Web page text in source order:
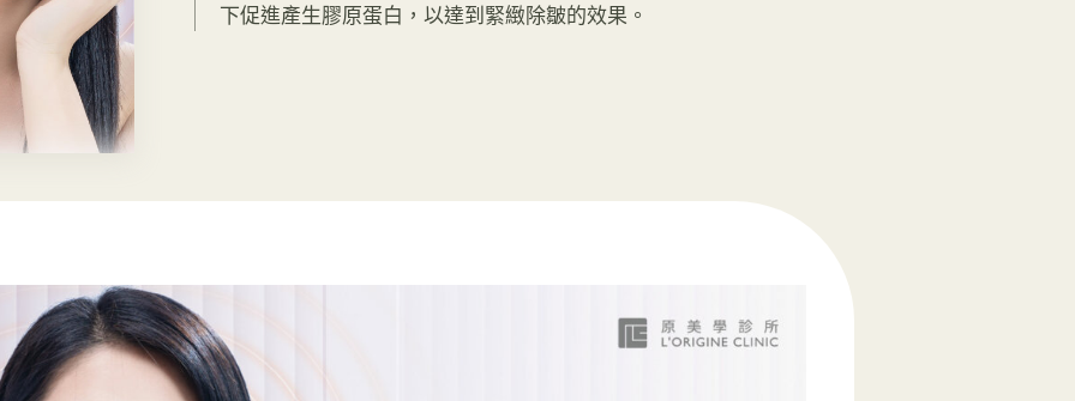
下促進產生膠原蛋白，以達到緊緻除皺的效果。